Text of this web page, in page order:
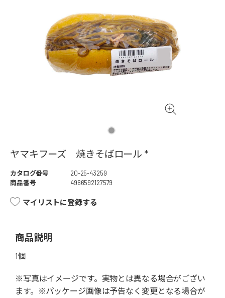
ヤマキフーズ 焼きそばロール *
カタログ番号
20-25-43259
商品番号
4966592127579
マイリストに登録する
商品説明
1個
※写真はイメージです。実物とは異なる場合がござい
ます。※パッケージ画像は予告なく変更となる場合が